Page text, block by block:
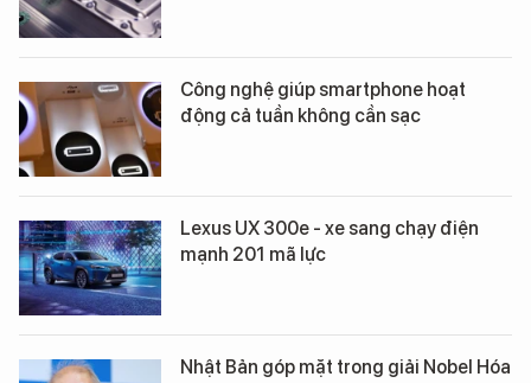
Công nghệ giúp smartphone hoạt
động cả tuần không cần sạc
Lexus UX 300e - xe sang chạy điện
mạnh 201 mã lực
Nhật Bản góp mặt trong giải Nobel Hóa